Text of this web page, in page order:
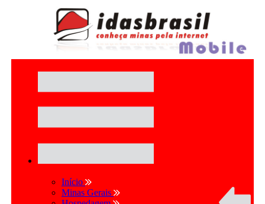
Início
Minas Gerais